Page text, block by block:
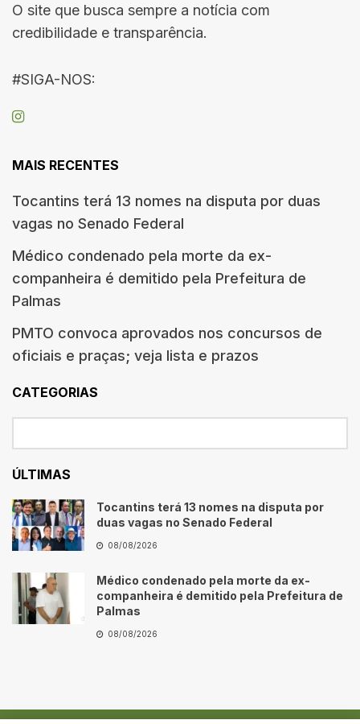
O site que busca sempre a notícia com
credibilidade e transparência.
#SIGA-NOS:
MAIS RECENTES
Tocantins terá 13 nomes na disputa por duas
vagas no Senado Federal
Médico condenado pela morte da ex-
companheira é demitido pela Prefeitura de
Palmas
PMTO convoca aprovados nos concursos de
oficiais e praças; veja lista e prazos
CATEGORIAS
ÚLTIMAS
Tocantins terá 13 nomes na disputa por
duas vagas no Senado Federal
08/08/2026
Médico condenado pela morte da ex-
companheira é demitido pela Prefeitura de
Palmas
08/08/2026